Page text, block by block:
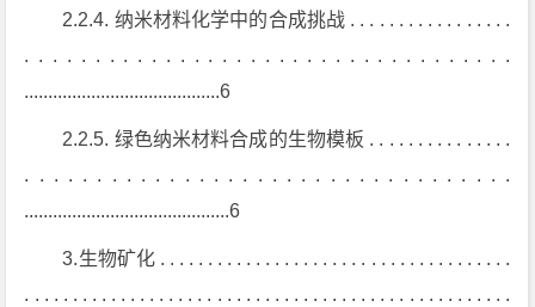
2.2.4. 纳米材料化学中的合成挑战 . . . . . . . . . . . . . . . . .
. . . . . . . . . . . . . . . . . . . . . . . . . . . . . . . . . . .
.........................................6
2.2.5. 绿色纳米材料合成的生物模板 . . . . . . . . . . . . . . .
. . . . . . . . . . . . . . . . . . . . . . . . . . . . . . . . . .
...........................................6
3.生物矿化 . . . . . . . . . . . . . . . . . . . . . . . . . . . . . . . . . . . . .
. . . . . . . . . . . . . . . . . . . . . . . . . . . . . . . . . . . . . . . . . . . . . . . . . . .